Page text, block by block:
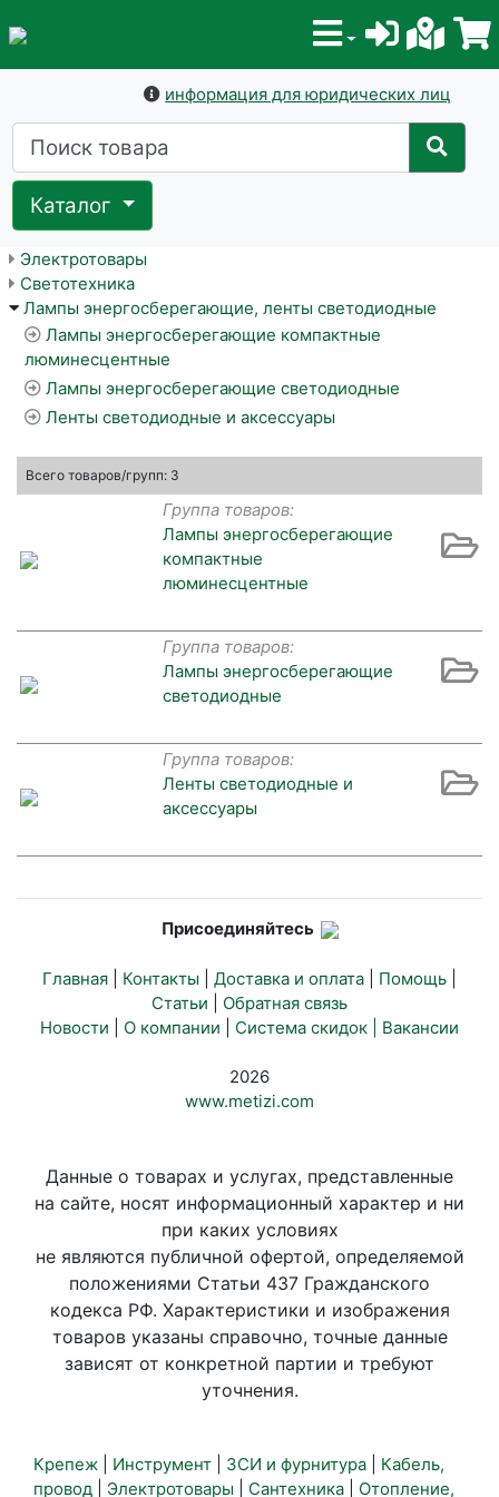
информация для юридических лиц
Каталог
Электротовары
Светотехника
Лампы энергосберегающие, ленты светодиодные
Лампы энергосберегающие компактные
люминесцентные
Лампы энергосберегающие светодиодные
Ленты светодиодные и аксессуары
Всего товаров/групп: 3
Группа товаров:
Лампы энергосберегающие
компактные
люминесцентные
Группа товаров:
Лампы энергосберегающие
светодиодные
Группа товаров:
Ленты светодиодные и
аксессуары
Присоединяйтесь
Главная Контакты Доставка и оплата Помощь
Статьи
Обратная связь
Новости
О компании Система скидок | Вакансии
2026
www.metizi.com
Данные о товарах и услугах, представленные
на сайте, носят информационный характер и ни
при каких условиях
не являются публичной офертой, определяемой
положениями Статьи 437 Гражданского
кодекса РФ. Характеристики и изображения
товаров указаны справочно, точные данные
зависят от конкретной партии и требуют
уточнения.
Крепеж Инструмент ЗСИ и фурнитура
Кабель,
провод
Электротовары Сантехника Отопление,